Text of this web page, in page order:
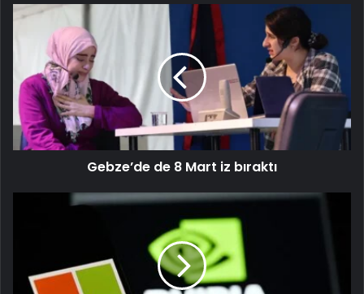
Gebze’de de 8 Mart iz bıraktı